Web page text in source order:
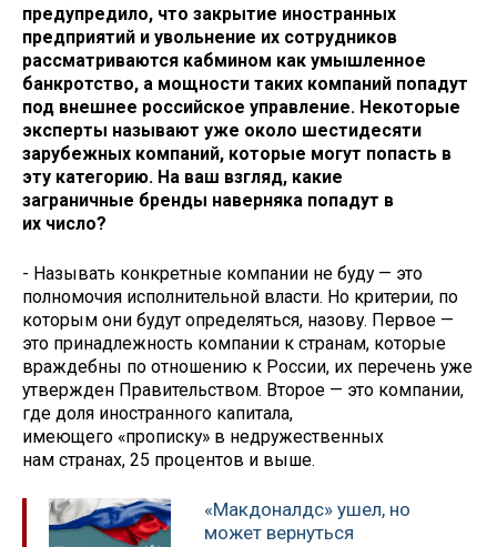
предупредило, что закрытие иностранных
предприятий и увольнение их сотрудников
рассматриваются кабмином как умышленное
банкротство, а мощности таких компаний попадут
под внешнее российское управление. Некоторые
эксперты называют уже около шестидесяти
зарубежных компаний, которые могут попасть в
эту категорию. На ваш взгляд, какие
заграничные бренды наверняка попадут в
их число?
- Называть конкретные компании не буду — это
полномочия исполнительной власти. Но критерии, по
которым они будут определяться, назову. Первое —
это принадлежность компании к странам, которые
враждебны по отношению к России, их перечень уже
утвержден Правительством. Второе — это компании,
где доля иностранного капитала,
имеющего «прописку» в недружественных
нам странах, 25 процентов и выше.
«Макдоналдс» ушел, но
может вернуться